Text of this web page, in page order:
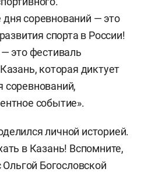
соревнований — это
спорта в России!
это фестиваль
которая диктует
соревнований,
событие».
личной историей.
в Казань! Вспомните,
Богословской